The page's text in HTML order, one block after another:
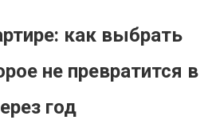
как выбрать
не превратится в
год